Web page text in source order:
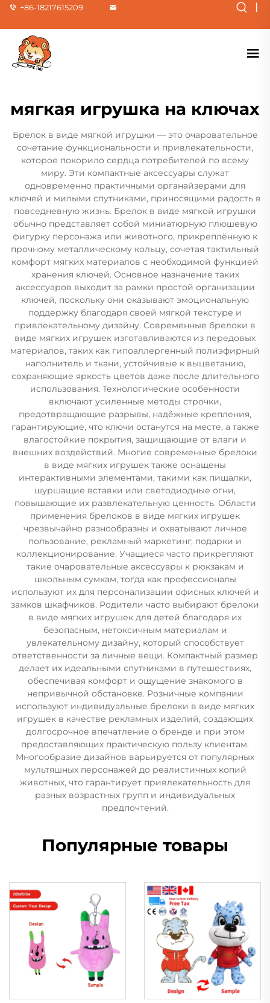
+86-18217615209 |
мягкая игрушка на ключах
Брелок в виде мягкой игрушки — это очаровательное
сочетание функциональности и привлекательности,
которое покорило сердца потребителей по всему
миру. Эти компактные аксессуары служат
одновременно практичными органайзерами для
ключей и милыми спутниками, приносящими радость в
повседневную жизнь. Брелок в виде мягкой игрушки
обычно представляет собой миниатюрную плюшевую
фигурку персонажа или животного, прикреплённую к
прочному металлическому кольцу, сочетая тактильный
комфорт мягких материалов с необходимой функцией
хранения ключей. Основное назначение таких
аксессуаров выходит за рамки простой организации
ключей, поскольку они оказывают эмоциональную
поддержку благодаря своей мягкой текстуре и
привлекательному дизайну. Современные брелоки в
виде мягких игрушек изготавливаются из передовых
материалов, таких как гипоаллергенный полиэфирный
наполнитель и ткани, устойчивые к выцветанию,
сохраняющие яркость цветов даже после длительного
использования. Технологические особенности
включают усиленные методы строчки,
предотвращающие разрывы, надёжные крепления,
гарантирующие, что ключи останутся на месте, а также
влагостойкие покрытия, защищающие от влаги и
внешних воздействий. Многие современные брелоки
в виде мягких игрушек также оснащены
интерактивными элементами, такими как пищалки,
шуршащие вставки или светодиодные огни,
повышающие их развлекательную ценность. Области
применения брелоков в виде мягких игрушек
чрезвычайно разнообразны и охватывают личное
пользование, рекламный маркетинг, подарки и
коллекционирование. Учащиеся часто прикрепляют
такие очаровательные аксессуары к рюкзакам и
школьным сумкам, тогда как профессионалы
используют их для персонализации офисных ключей и
замков шкафчиков. Родители часто выбирают брелоки
в виде мягких игрушек для детей благодаря их
безопасным, нетоксичным материалам и
увлекательному дизайну, который способствует
ответственности за личные вещи. Компактный размер
делает их идеальными спутниками в путешествиях,
обеспечивая комфорт и ощущение знакомого в
непривычной обстановке. Розничные компании
используют индивидуальные брелоки в виде мягких
игрушек в качестве рекламных изделий, создающих
долгосрочное впечатление о бренде и при этом
предоставляющих практическую пользу клиентам.
Многообразие дизайнов варьируется от популярных
мультяшных персонажей до реалистичных копий
животных, что гарантирует привлекательность для
разных возрастных групп и индивидуальных
предпочтений.
Популярные товары